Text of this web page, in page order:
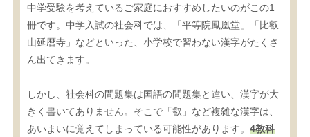
中学受験を考えているご家庭におすすめしたいのがこの1
冊です。中学入試の社会科では、「平等院鳳凰堂」「比叡
山延暦寺」などといった、小学校で習わない漢字がたくさ
ん出てきます。
しかし、社会科の問題集は国語の問題集と違い、漢字が大
きく書いてありません。そこで「叡」など複雑な漢字は、
あいまいに覚えてしまっている可能性があります。 4教科